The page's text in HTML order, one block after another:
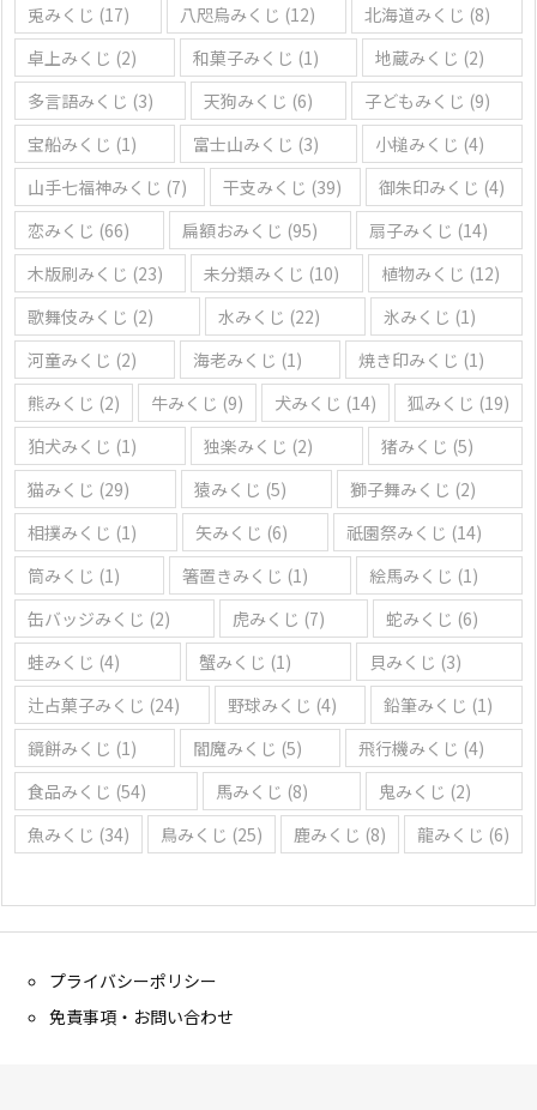
兎みくじ (17) 八咫烏みくじ (12) 北海道みくじ (8)
卓上みくじ (2) 和菓子みくじ (1) 地蔵みくじ (2)
多言語みくじ (3) 天狗みくじ (6) 子どもみくじ (9)
宝船みくじ (1) 富士山みくじ (3) 小槌みくじ (4)
山手七福神みくじ (7) 干支みくじ (39) 御朱印みくじ (4)
恋みくじ (66) 扁額おみくじ (95) 扇子みくじ (14)
木版刷みくじ (23) 未分類みくじ (10) 植物みくじ (12)
歌舞伎みくじ (2) 水みくじ (22) 氷みくじ (1)
河童みくじ (2) 海老みくじ (1) 焼き印みくじ (1)
熊みくじ (2) 牛みくじ (9) 犬みくじ (14) 狐みくじ (19)
狛犬みくじ (1) 独楽みくじ (2) 猪みくじ (5)
猫みくじ (29) 猿みくじ (5) 獅子舞みくじ (2)
相撲みくじ (1) 矢みくじ (6) 祇園祭みくじ (14)
筒みくじ (1) 箸置きみくじ (1) 絵馬みくじ (1)
缶バッジみくじ (2) 虎みくじ (7) 蛇みくじ (6)
蛙みくじ (4) 蟹みくじ (1) 貝みくじ (3)
辻占菓子みくじ (24) 野球みくじ (4) 鉛筆みくじ (1)
鏡餅みくじ (1) 閻魔みくじ (5) 飛行機みくじ (4)
食品みくじ (54) 馬みくじ (8) 鬼みくじ (2)
魚みくじ (34) 鳥みくじ (25) 鹿みくじ (8) 龍みくじ (6)
プライバシーポリシー
免責事項・お問い合わせ